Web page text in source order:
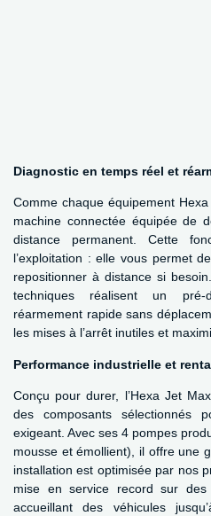
Diagnostic en temps réel et
Comme chaque équipement
machine connectée équipée de
distance permanent. Cette
l’exploitation : elle vous permet
repositionner à distance si
techniques réalisent un
réarmement rapide sans
les mises à l’arrêt inutiles et
Performance industrielle et
Conçu pour durer, l’Hexa Jet
des composants sélectionnés
exigeant. Avec ses 4 pompes
mousse et émollient), il offre une
installation est optimisée par nos
mise en service record sur
accueillant des véhicules